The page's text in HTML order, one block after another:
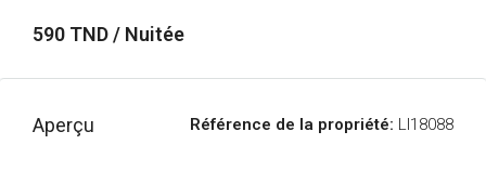
590 TND / Nuitée
Aperçu Référence de la propriété: LI18088